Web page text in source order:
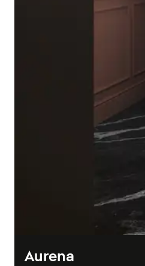
Aurena